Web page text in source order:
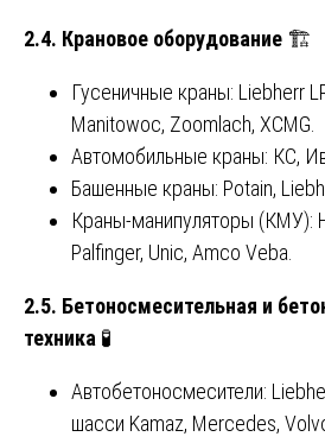
2.4. Крановое оборудование 🏗️
Гусеничные краны: Liebherr
Manitowoc, Zoomlach, XCMG.
Автомобильные краны: КС,
Башенные краны: Potain,
Краны-манипуляторы (КМУ):
Palfinger, Unic, Amco Veba.
2.5. Бетоносмесительная и
техника 🧪
Автобетоносмесители:
шасси Kamaz, Mercedes,